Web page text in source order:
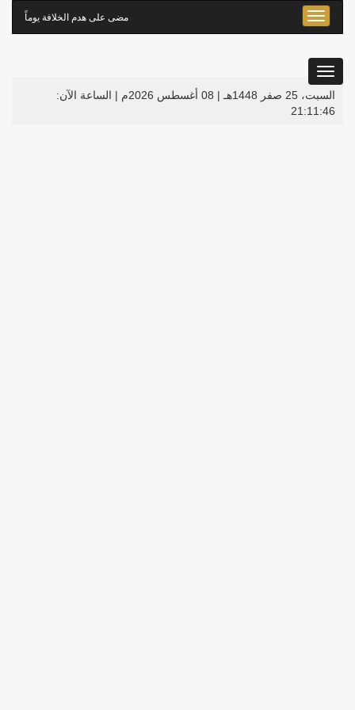
مضى على هدم الخلافة يوماً
Toggle
navigation
السبت، 25 صفر 1448هـ | 08 أغسطس 2026م |
الساعة الآن:
21:11:46